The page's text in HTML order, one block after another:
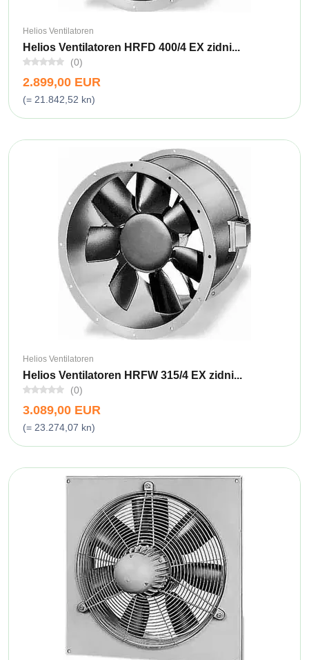
Helios Ventilatoren
Helios Ventilatoren HRFD 400/4 EX zidni...
(0)
2.899,00 EUR
(= 21.842,52 kn)
Helios Ventilatoren
Helios Ventilatoren HRFW 315/4 EX zidni...
(0)
3.089,00 EUR
(= 23.274,07 kn)